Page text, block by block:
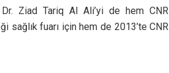
Dr. Ziad Tariq Al Ali’yi de hem CNR
sağlık fuarı için hem de 2013’te CNR